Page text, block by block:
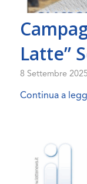
Latte”
8 Settembre 2025
Continua a